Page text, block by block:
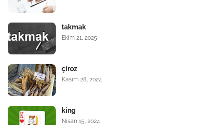
takmak
Ekim 21, 2025
çiroz
Kasım 28, 2024
king
Nisan 15, 2024